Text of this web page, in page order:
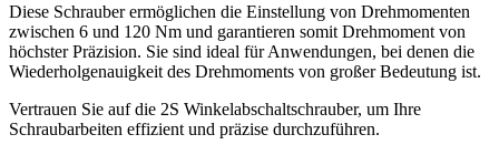
Diese Schrauber ermöglichen die Einstellung von Drehmomenten
zwischen 6 und 120 Nm und garantieren somit Drehmoment von
höchster Präzision. Sie sind ideal für Anwendungen, bei denen die
Wiederholgenauigkeit des Drehmoments von großer Bedeutung ist.
Vertrauen Sie auf die 2S Winkelabschaltschrauber, um Ihre
Schraubarbeiten effizient und präzise durchzuführen.